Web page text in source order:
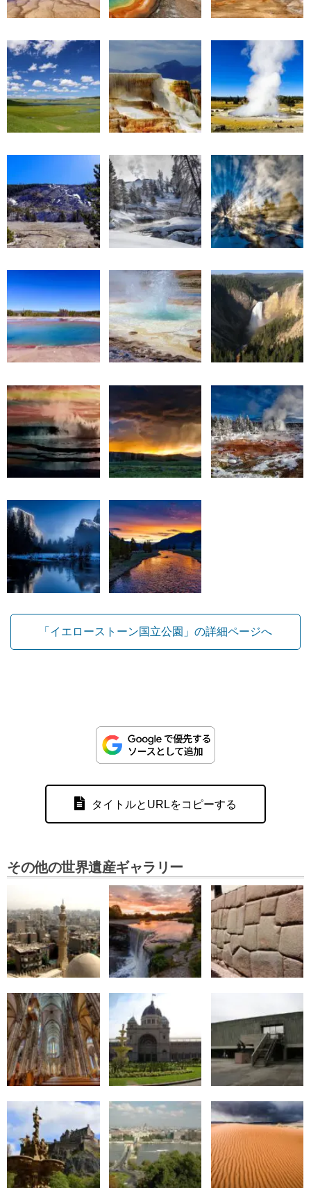
「イエローストーン国立公園」の詳細ページへ
タイトルとURLをコピーする
その他の世界遺産ギャラリー